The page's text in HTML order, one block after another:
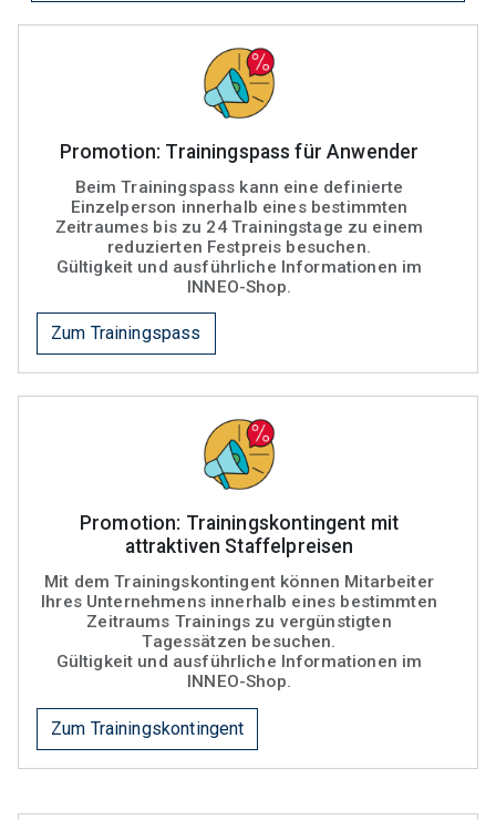
Promotion: Trainingspass für Anwender
Beim Trainingspass kann eine definierte
Einzelperson innerhalb eines bestimmten
Zeitraumes bis zu 24 Trainingstage zu einem
reduzierten Festpreis besuchen.
Gültigkeit und ausführliche Informationen im
INNEO-Shop.
Zum Trainingspass
Promotion: Trainingskontingent mit
attraktiven Staffelpreisen
Mit dem Trainingskontingent können Mitarbeiter
Ihres Unternehmens innerhalb eines bestimmten
Zeitraums Trainings zu vergünstigten
Tagessätzen besuchen.
Gültigkeit und ausführliche Informationen im
INNEO-Shop.
Zum Trainingskontingent